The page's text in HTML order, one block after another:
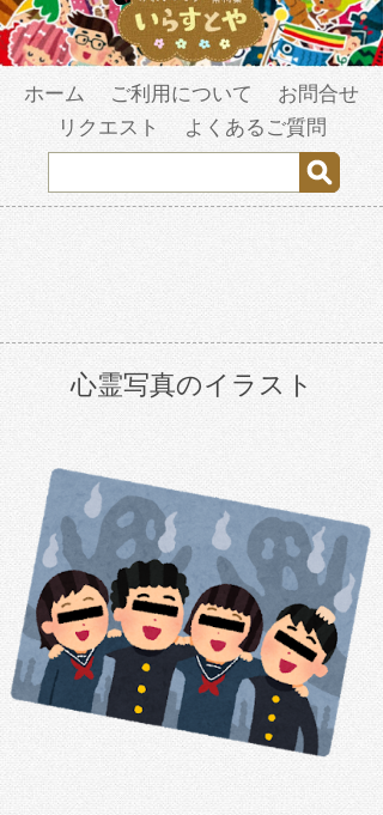
ホーム ご利用について
お問合せ
リクエスト
よくあるご質問
心霊写真のイラスト